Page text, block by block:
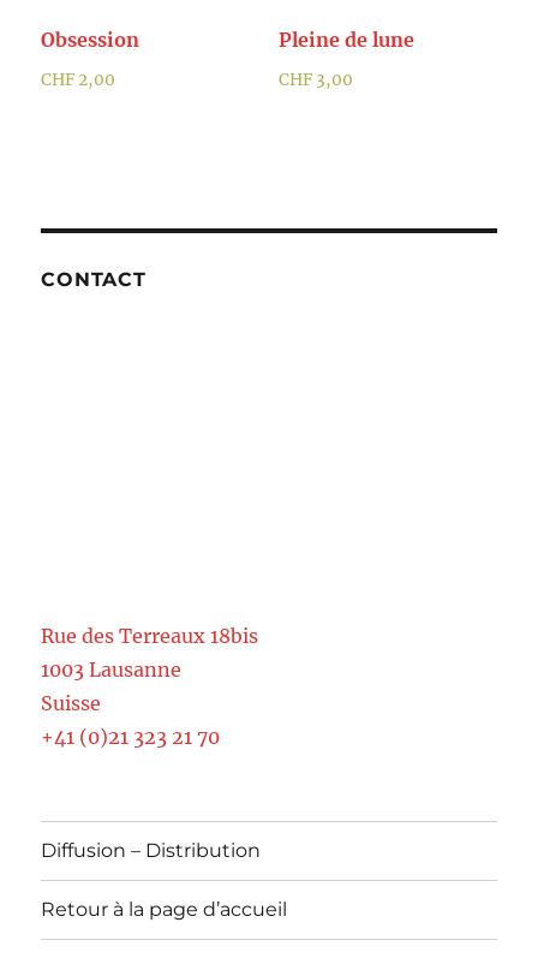
Obsession
CHF2,00
Pleine de lune
CHF3,00
CONTACT
Rue des Terreaux 18bis
1003 Lausanne
Suisse
+41 (0)21 323 21 70
Diffusion – Distribution
Retour à la page d’accueil